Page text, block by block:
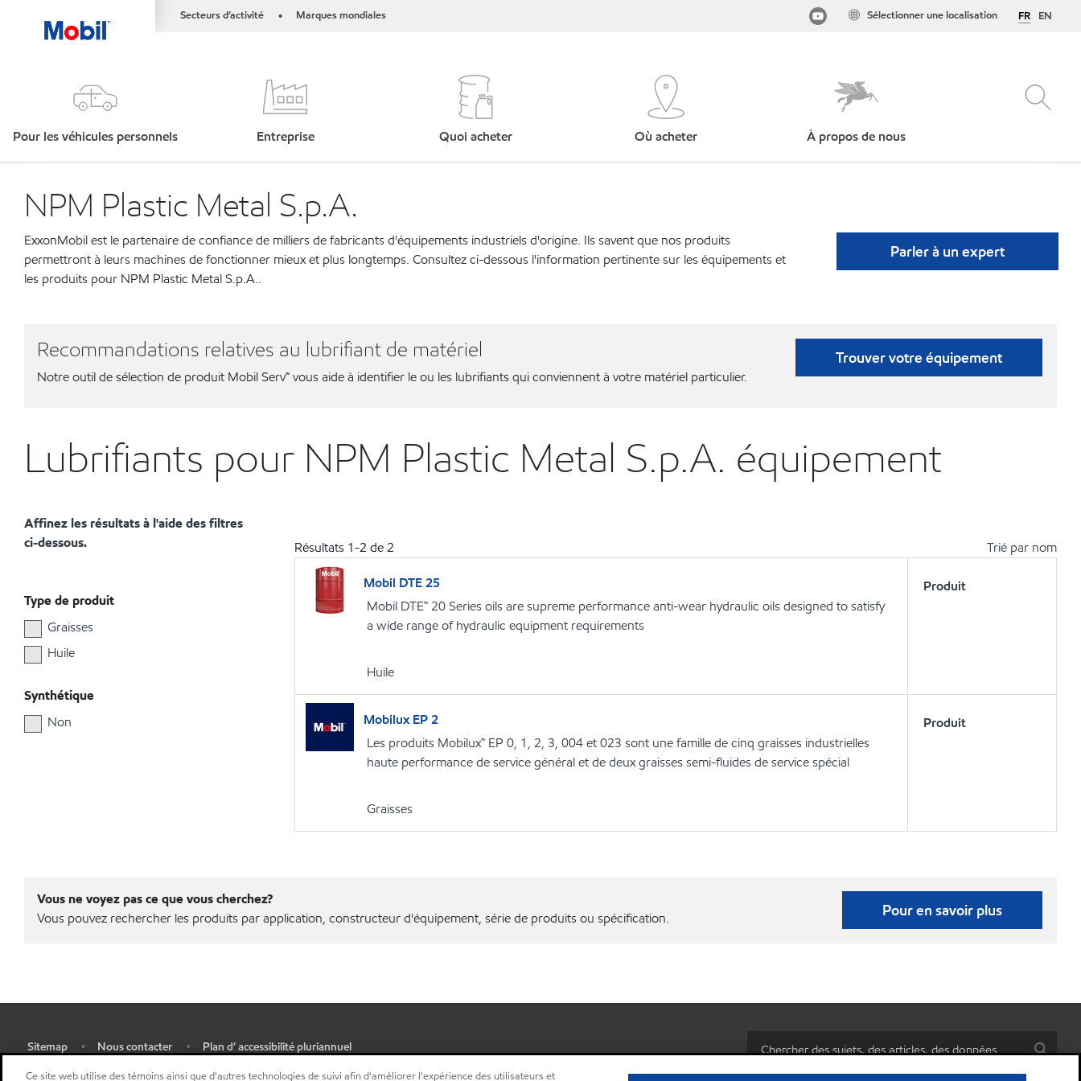
Secteurs d’activité • Marques mondiales FR EN
Sélectionner une localisation
Pour les véhicules personnels Entreprise Quoi acheter Où acheter À propos de nous
NPM Plastic Metal S.p.A.
ExxonMobil est le partenaire de confiance de milliers de fabricants d'équipements industriels d'origine. Ils savent que nos produits
permettront à leurs machines de fonctionner mieux et plus longtemps. Consultez ci-dessous l'information pertinente sur les équipements et
les produits pour NPM Plastic Metal S.p.A..
Parler à un expert
Recommandations relatives au lubrifiant de matériel
Notre outil de sélection de produit Mobil Serv℠ vous aide à identifier le ou les lubrifiants qui conviennent à votre matériel particulier.
Trouver votre équipement
Lubrifiants pour NPM Plastic Metal S.p.A. équipement
Affinez les résultats à l'aide des filtres
ci-dessous.
Type de produit
Graisses
Huile
Synthétique
Non
Résultats 1-2 de2 Trié par nom
Mobil DTE 25
Mobil DTE™ 20 Series oils are supreme performance anti-wear hydraulic oils designed to satisfy
a wide range of hydraulic equipment requirements
Huile
Produit
Mobilux EP 2
Les produits Mobilux™ EP 0, 1, 2, 3, 004 et 023 sont une famille de cinq graisses industrielles
haute performance de service général et de deux graisses semi-fluides de service spécial
Graisses
Produit
Vous ne voyez pas ce que vous cherchez?
Vous pouvez rechercher les produits par application, constructeur d'équipement, série de produits ou spécification.
Pour en savoir plus
Sitemap • Nous contacter •
Plan d’ accessibilité pluriannuel
Sélectionner une localisation
Ce site web utilise des témoins ainsi que d'autres technologies de suivi afin d'améliorer l'expérience des utilisateurs et